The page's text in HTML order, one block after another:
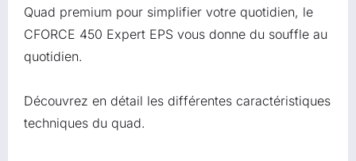
Quad premium pour simplifier votre quotidien, le
CFORCE 450 Expert EPS vous donne du souffle au
quotidien.
Découvrez en détail les différentes caractéristiques
techniques du quad.